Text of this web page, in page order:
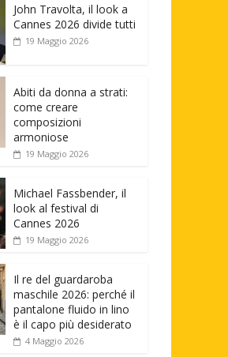
John Travolta, il look a
Cannes 2026 divide tutti
19 Maggio 2026
Abiti da donna a strati:
come creare
composizioni
armoniose
19 Maggio 2026
Michael Fassbender, il
look al festival di
Cannes 2026
19 Maggio 2026
Il re del guardaroba
maschile 2026: perché il
pantalone fluido in lino
è il capo più desiderato
4 Maggio 2026